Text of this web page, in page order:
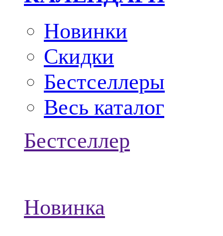
Новинки
Скидки
Бестселлеры
Весь каталог
Бестселлер
Новинка